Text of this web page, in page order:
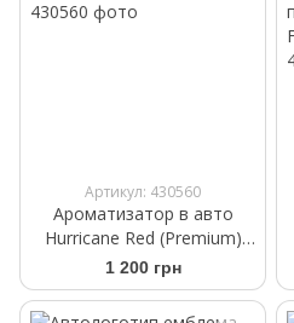
Артикул: 430560
Ароматизатор в авто
Hurricane Red (Premium)
Аромасаше на дефлектор
1 200 грн